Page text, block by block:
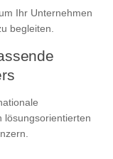
Ihr Unternehmen
begleiten.
lösungsorientierten